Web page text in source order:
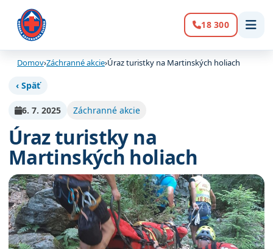
Volanie:
18 300
Domov›Záchranné akcie›Úraz turistky na Martinských holiach
‹ Späť
6. 7. 2025 Záchranné akcie
Úraz turistky na
Martinských holiach